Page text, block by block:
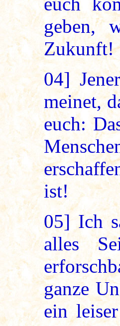
geben,
Zukunft!
04]
meinet,
euch:
ist!
05] Ich
alles
ganze
ein